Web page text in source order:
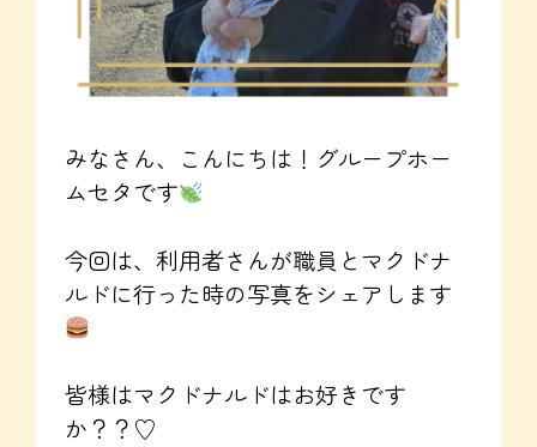
みなさん、こんにちは！グループホー
ムセタです
今回は、利用者さんが職員とマクドナ
ルドに行った時の写真をシェアします
皆様はマクドナルドはお好きです
か？？♡